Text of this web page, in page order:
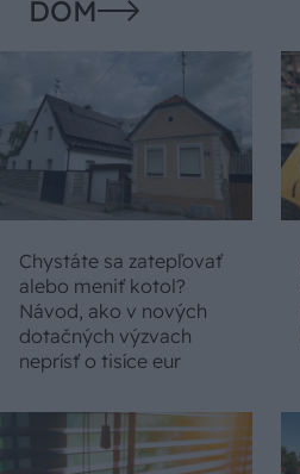
DOM
Chystáte sa zatepľovať
alebo meniť kotol?
Návod, ako v nových
dotačných výzvach
neprísť o tisíce eur